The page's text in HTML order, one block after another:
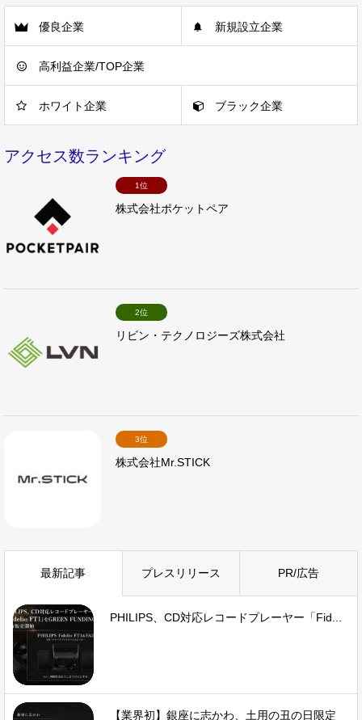
優良企業 新規設立企業
高利益企業/TOP企業
ホワイト企業 ブラック企業
アクセス数ランキング
1位
株式会社ポケットペア
2位
リビン・テクノロジーズ株式会社
3位
株式会社Mr.STICK
最新記事 プレスリリース PR/広告
PHILIPS、CD対応レコードプレーヤー「Fid...
【業界初】銀座に志かわ、土用の丑の日限定